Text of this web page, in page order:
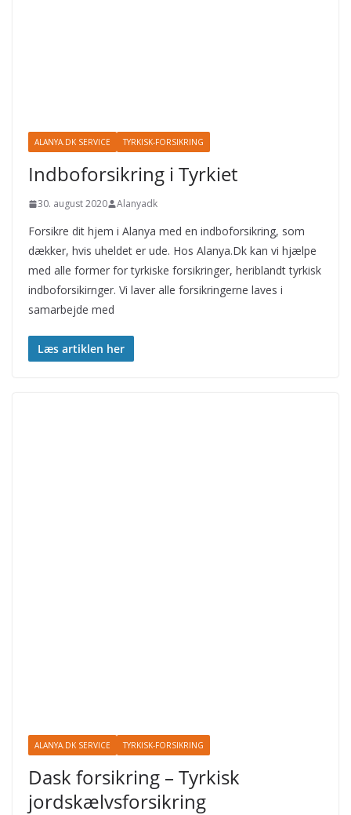
ALANYA.DK SERVICE TYRKISK-FORSIKRING
Indboforsikring i Tyrkiet
30. august 2020 Alanyadk
Forsikre dit hjem i Alanya med en indboforsikring, som
dækker, hvis uheldet er ude. Hos Alanya.Dk kan vi hjælpe
med alle former for tyrkiske forsikringer, heriblandt tyrkisk
indboforsikirnger. Vi laver alle forsikringerne laves i
samarbejde med
Læs artiklen her
ALANYA.DK SERVICE TYRKISK-FORSIKRING
Dask forsikring – Tyrkisk
jordskælvsforsikring